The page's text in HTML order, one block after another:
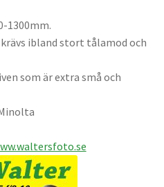
1300mm.
ibland stort tålamod och
som är extra små och